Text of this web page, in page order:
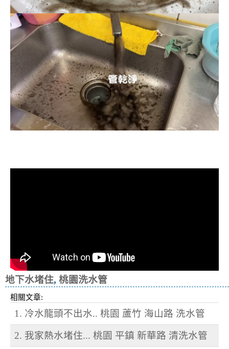
地下水堵住, 桃園洗水管
相關文章:
1. 冷水龍頭不出水.. 桃園 蘆竹 海山路 洗水管
2. 我家熱水堵住... 桃園 平鎮 新華路 清洗水管